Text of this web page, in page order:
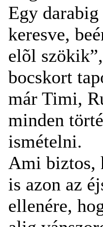
Egy darabig
keresve,
elõl
bocskort
már Timi,
minden
ismételni.
Ami biztos,
is azon az
ellenére,